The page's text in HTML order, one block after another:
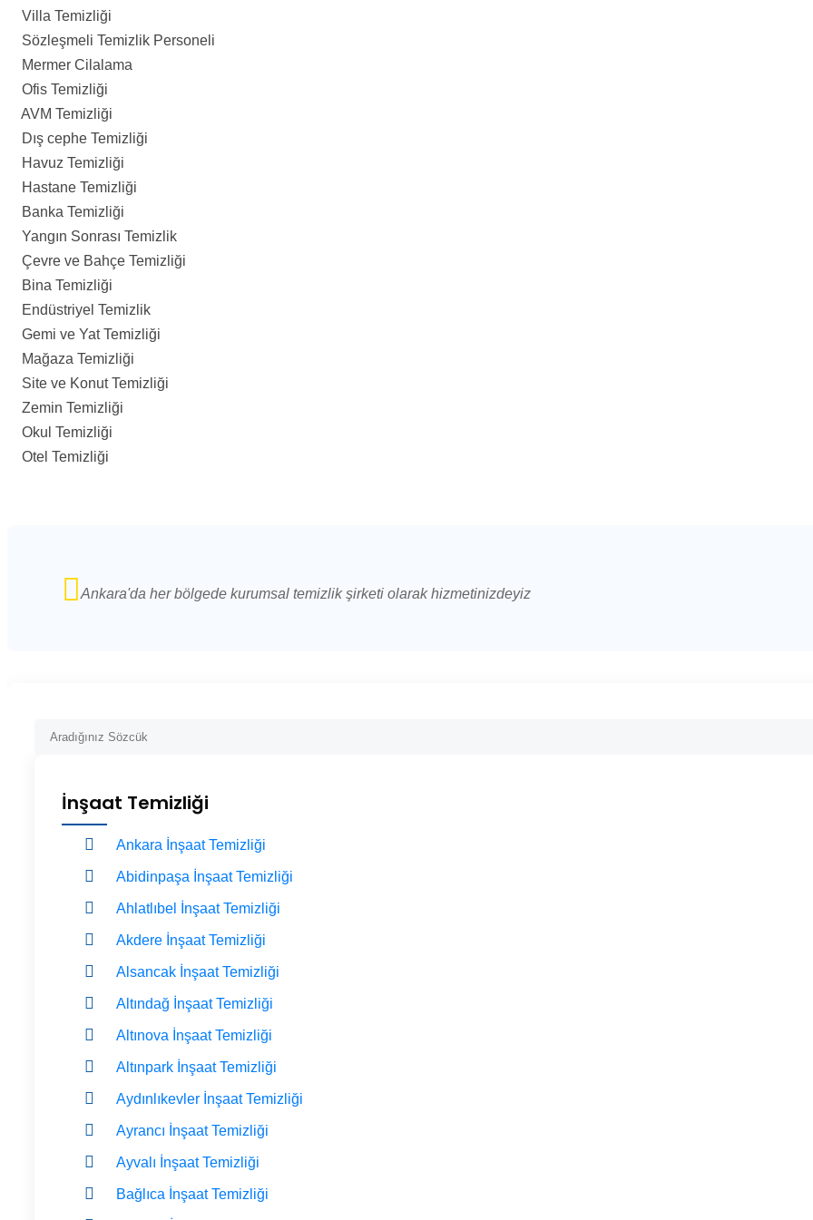
Villa Temizliği
Sözleşmeli Temizlik Personeli
Mermer Cilalama
Ofis Temizliği
AVM Temizliği
Dış cephe Temizliği
Havuz Temizliği
Hastane Temizliği
Banka Temizliği
Yangın Sonrası Temizlik
Çevre ve Bahçe Temizliği
Bina Temizliği
Endüstriyel Temizlik
Gemi ve Yat Temizliği
Mağaza Temizliği
Site ve Konut Temizliği
Zemin Temizliği
Okul Temizliği
Otel Temizliği
Ankara'da her bölgede kurumsal temizlik şirketi olarak hizmetinizdeyiz
İnşaat Temizliği
Ankara İnşaat Temizliği
Abidinpaşa İnşaat Temizliği
Ahlatlıbel İnşaat Temizliği
Akdere İnşaat Temizliği
Alsancak İnşaat Temizliği
Altındağ İnşaat Temizliği
Altınova İnşaat Temizliği
Altınpark İnşaat Temizliği
Aydınlıkevler İnşaat Temizliği
Ayrancı İnşaat Temizliği
Ayvalı İnşaat Temizliği
Bağlıca İnşaat Temizliği